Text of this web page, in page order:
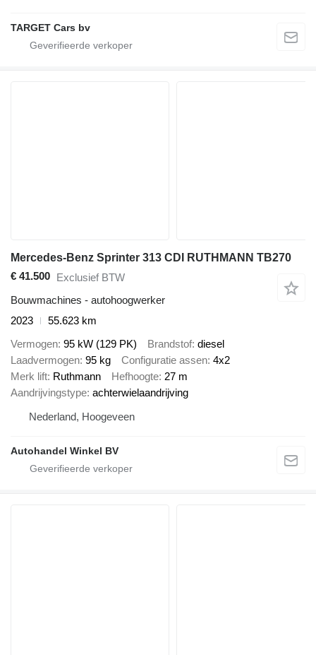
TARGET Cars bv
Mercedes-Benz Sprinter 313 CDI RUTHMANN TB270
€ 41.500 Exclusief BTW
Bouwmachines - autohoogwerker
2023
55.623 km
Vermogen 95 kW (129 PK) Brandstof diesel
Laadvermogen 95 kg Configuratie assen 4x2
Merk lift Ruthmann Hefhoogte 27 m
Aandrijvingstype achterwielaandrijving
Nederland, Hoogeveen
Autohandel Winkel BV